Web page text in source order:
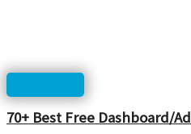
70+ Best Free Dashboard/